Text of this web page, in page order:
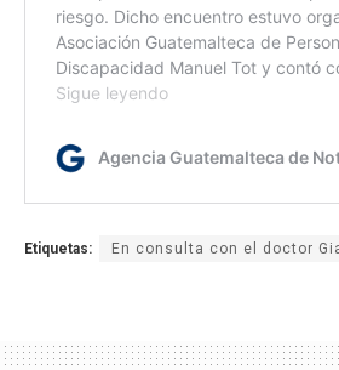
Etiquetas: En consulta con el doctor